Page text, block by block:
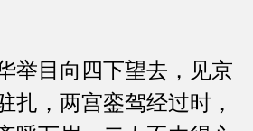
举目向四下望去，见京
扎，两宫銮驾经过时，